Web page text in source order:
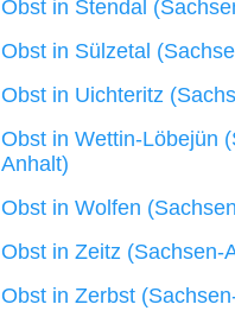
Obst in Stendal
Obst in Sülzetal
Obst in Uichteritz
Obst in Wettin-Löbejün
Anhalt)
Obst in Wolfen
Obst in Zeitz (Sachsen-
Obst in Zerbst